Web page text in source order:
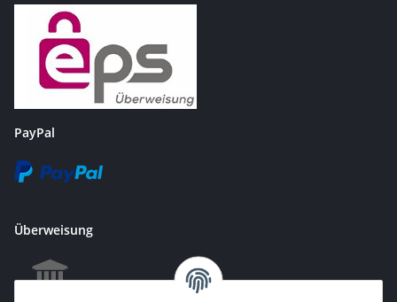
PayPal
Überweisung